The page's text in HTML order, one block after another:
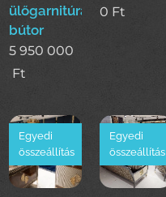
ülőgarnitúra
bútor
5 950 000
Ft
0 Ft
Egyedi
összeállítás
Egyedi
összeállítás